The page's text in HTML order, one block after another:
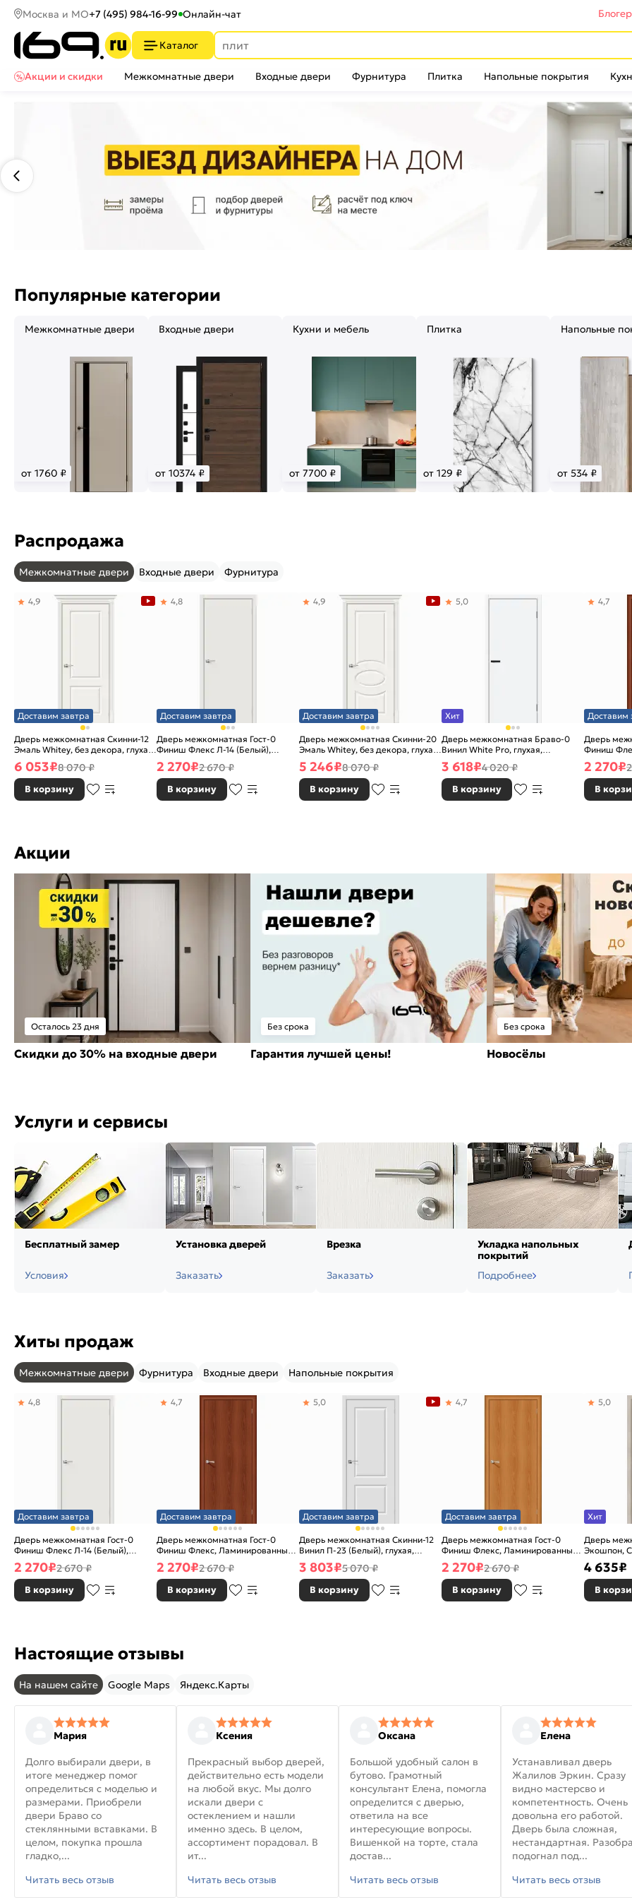
Москва и МО+7 (495) 984-16-99 Онлайн-чат
Каталог
Акции и скидки
Межкомнатные двери Входные двери Фурнитура Плитка Напольные покрытия
Популярные категории
Межкомнатные двери
от 1760 ₽
Входные двери
от 10374 ₽
Кухни и мебель
от 7700 ₽
Плитка
от 129 ₽
Напольные
от 534 ₽
Распродажа
Межкомнатные двери Входные двери Фурнитура
Доставим завтра
Дверь межкомнатная Скинни-12
Эмаль Whitey, без декора, глухая,
без стекла, без кромки, скиновая
4,9
6 053₽8 070 ₽
В корзину
Доставим завтра
Дверь межкомнатная Гост-0
Финиш Флекс Л-14 (Белый),
глухая, каркасно-щитовая
4,8
2 270₽2 670 ₽
В корзину
Доставим завтра
Дверь межкомнатная Скинни-20
Эмаль Whitey, без декора, глухая,
без стекла, без кромки, скиновая
4,9
5 246₽8 070 ₽
В корзину
Хит
Дверь межкомнатная Браво-0
Винил White Pro, глухая,
каркасно-щитовая
5,0
3 618₽4 020 ₽
В корзину
Доставим
Дверь
Финиш
Л-11
каркасно-
4,7
2 270₽
В
Акции
Осталось 23 дня
Скидки до 30% на входные двери
Без срока
Гарантия лучшей цены!
Без срока
Новосёлы
Услуги и сервисы
Бесплатный замер
Условия
Установка дверей
Заказать
Врезка
Заказать
Укладка напольных
покрытий
Подробнее
Хиты продаж
Межкомнатные двери Фурнитура Входные двери Напольные покрытия
Доставим завтра
Дверь межкомнатная Гост-0
Финиш Флекс Л-14 (Белый),
глухая, каркасно-щитовая
4,8
2 270₽2 670 ₽
В корзину
Доставим завтра
Дверь межкомнатная Гост-0
Финиш Флекс, Ламинированные
Л-11 (ИталОрех), глухая,
каркасно-щитовая
4,7
2 270₽2 670 ₽
В корзину
Доставим завтра
Дверь межкомнатная Скинни-12
Винил П-23 (Белый), глухая,
скиновая
5,0
3 803₽5 070 ₽
В корзину
Доставим завтра
Дверь межкомнатная Гост-0
Финиш Флекс, Ламинированные
Л-12 (МиланОрех), глухая,
каркасно-щитовая
4,7
2 270₽2 670 ₽
В корзину
Хит
Дверь
Экошпон,
5,0
4 635₽
В
Настоящие отзывы
На нашем сайте Google Maps Яндекс.Карты
Мария
Долго выбирали двери, в
итоге менеджер помог
определиться с моделью и
размерами. Приобрели
двери Браво со
стеклянными вставками. В
целом, покупка прошла
гладко,...
Читать весь отзыв
Ксения
Прекрасный выбор дверей,
действительно есть модели
на любой вкус. Мы долго
искали двери с
остеклением и нашли
именно здесь. В целом,
ассортимент порадовал. В
ит...
Читать весь отзыв
Оксана
Большой удобный салон в
бутово. Грамотный
консультант Елена, помогла
определится с дверью,
ответила на все
интересующие вопросы.
Вишенкой на торте, стала
достав...
Читать весь отзыв
Елена
Устанавливал дверь
Жалилов Эркин. Сразу
видно мастерсво и
компетентность. Очень
довольна его работой.
Дверь была сложная,
нестандартная.
подогнал под...
Читать весь отзыв